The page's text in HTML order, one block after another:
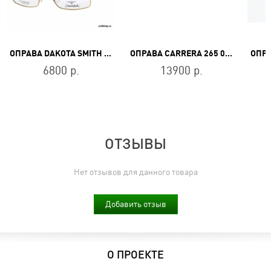
ОПРАВА DAKOTA SMITH DS 6009 C
6800 р.
ОПРАВА CARRERA 265 086
13900 р.
ОТЗЫВЫ
Нет отзывов для данного товара
Добавить отзыв
О ПРОЕКТЕ